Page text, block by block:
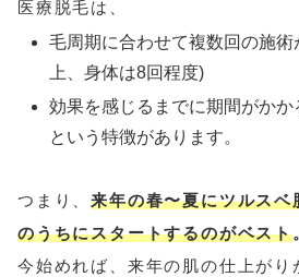
医療脱毛は、
毛周期に合わせて複数回の施術
上、身体は8回程度)
効果を感じるまでに期間がかか
という特徴があります。
つまり、来年の春〜夏にツルス
のうちにスタートするのがベスト
今始めれば、来年の肌の仕上がり